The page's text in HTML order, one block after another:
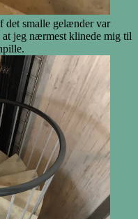
det smalle gelænder var
jeg nærmest klinede mig til